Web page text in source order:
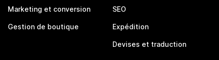
Marketing et conversion
Gestion de boutique
SEO
Expédition
Devises et traduction